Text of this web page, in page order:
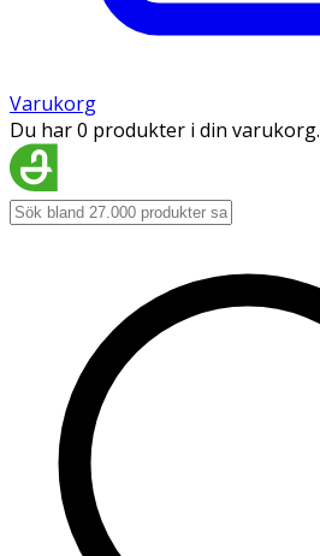
Varukorg
Du har 0 produkter i din varukorg.